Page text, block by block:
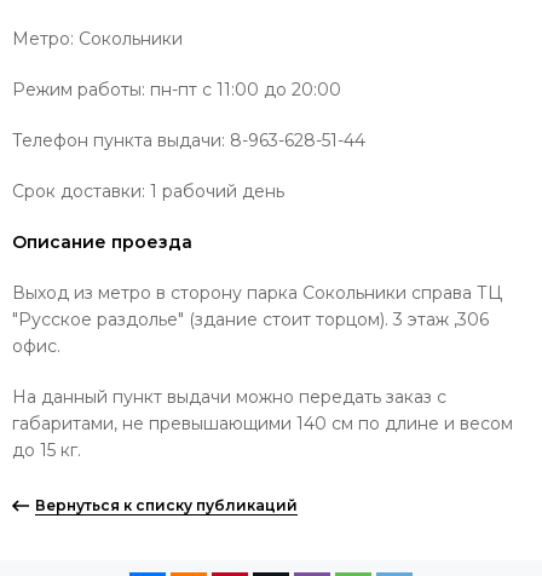
Метро: Сокольники
Режим работы: пн-пт с 11:00 до 20:00
Телефон пункта выдачи: 8-963-628-51-44
Срок доставки: 1 рабочий день
Описание проезда
Выход из метро в сторону парка Сокольники справа ТЦ
"Русское раздолье" (здание стоит торцом). 3 этаж ,306
офис.
На данный пункт выдачи можно передать заказ с
габаритами, не превышающими 140 см по длине и весом
до 15 кг.
Вернуться к списку публикаций